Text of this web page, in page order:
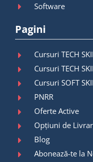
Software
Pagini
Cursuri TECH
Cursuri TECH
Cursuri SOFT
PNRR
Oferte Active
Opțiuni de
Blog
Abonează-te la